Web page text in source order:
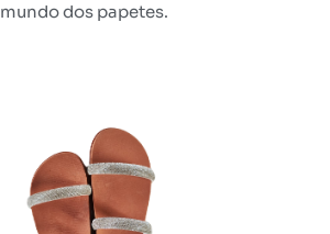
mundo dos papetes.